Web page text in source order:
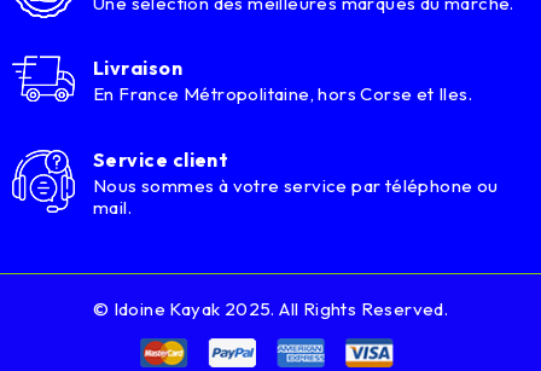
Livraison
En France Métropolitaine, hors Corse et Iles.
Service client
Nous sommes à votre service par téléphone ou
mail.
© Idoine Kayak 2025. All Rights Reserved.